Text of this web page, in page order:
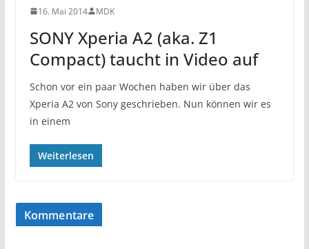
16. Mai 2014 MDK
SONY Xperia A2 (aka. Z1
Compact) taucht in Video auf
Schon vor ein paar Wochen haben wir über das
Xperia A2 von Sony geschrieben. Nun können wir es
in einem
Weiterlesen
Kommentare